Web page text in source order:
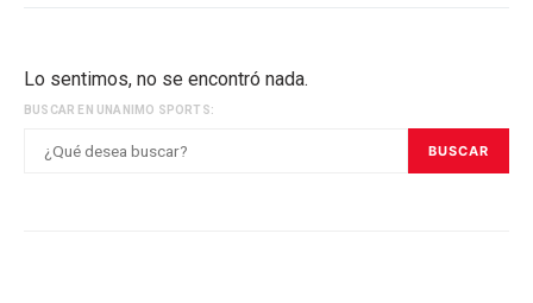
Lo sentimos, no se encontró nada.
BUSCAR EN UNANIMO SPORTS:
BUSCAR